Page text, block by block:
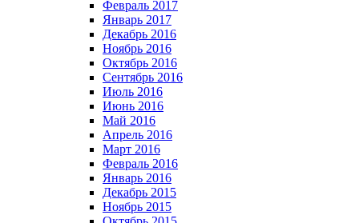
Февраль 2017
Январь 2017
Декабрь 2016
Ноябрь 2016
Октябрь 2016
Сентябрь 2016
Июль 2016
Июнь 2016
Май 2016
Апрель 2016
Март 2016
Февраль 2016
Январь 2016
Декабрь 2015
Ноябрь 2015